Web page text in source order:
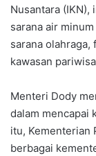
Nusantara
sarana air
sarana olahraga,
kawasan
Menteri Dody
dalam mencapai
itu, Kementerian
berbagai